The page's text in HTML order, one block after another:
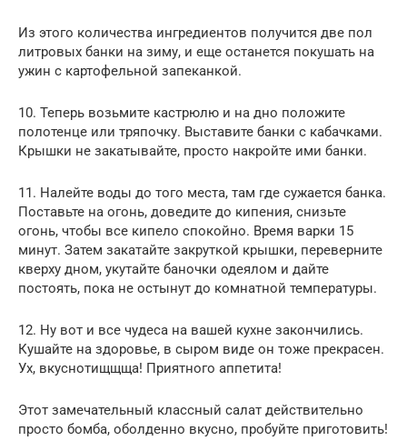
Из этого количества ингредиентов получится две пол
литровых банки на зиму, и еще останется покушать на
ужин с картофельной запеканкой.
10. Теперь возьмите кастрюлю и на дно положите
полотенце или тряпочку. Выставите банки с кабачками.
Крышки не закатывайте, просто накройте ими банки.
11. Налейте воды до того места, там где сужается банка.
Поставьте на огонь, доведите до кипения, снизьте
огонь, чтобы все кипело спокойно. Время варки 15
минут. Затем закатайте закруткой крышки, переверните
кверху дном, укутайте баночки одеялом и дайте
постоять, пока не остынут до комнатной температуры.
12. Ну вот и все чудеса на вашей кухне закончились.
Кушайте на здоровье, в сыром виде он тоже прекрасен.
Ух, вкуснотищщща! Приятного аппетита!
Этот замечательный классный салат действительно
просто бомба, оболденно вкусно, пробуйте приготовить!